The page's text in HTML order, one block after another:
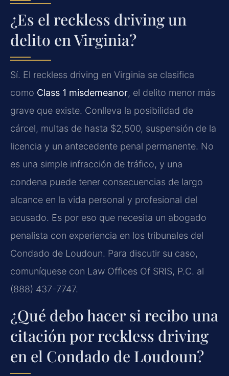
¿Es el reckless driving un
delito en Virginia?
Sí. El reckless driving en Virginia se clasifica
como Class 1 misdemeanor, el delito menor más
grave que existe. Conlleva la posibilidad de
cárcel, multas de hasta $2,500, suspensión de la
licencia y un antecedente penal permanente. No
es una simple infracción de tráfico, y una
condena puede tener consecuencias de largo
alcance en la vida personal y profesional del
acusado. Es por eso que necesita un abogado
penalista con experiencia en los tribunales del
Condado de Loudoun. Para discutir su caso,
comuníquese con Law Offices Of SRIS, P.C. al
(888) 437-7747.
¿Qué debo hacer si recibo una
citación por reckless driving
en el Condado de Loudoun?